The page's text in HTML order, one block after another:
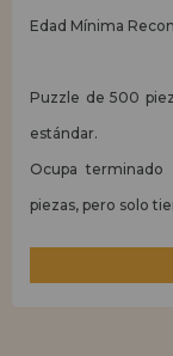
Edad Mínima
Puzzle de 500
estándar.
Ocupa
piezas, pero solo